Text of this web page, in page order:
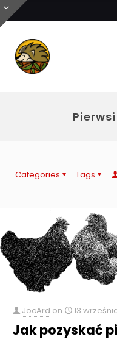
Categories Tags
JocArd on 13
Jak pozyskać